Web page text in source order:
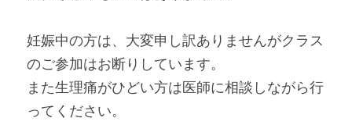
妊娠中の方は、大変申し訳ありませんがクラス
のご参加はお断りしています。
また生理痛がひどい方は医師に相談しながら行
ってください。